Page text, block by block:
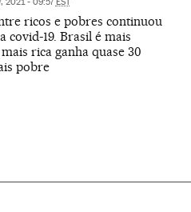
ricos e pobres continuou
covid-19. Brasil é mais
rica ganha quase 30
pobre